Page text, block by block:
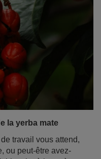
la yerba mate
travail vous attend,
ou peut-être avez-
blanche à jouer à
avez besoin
vous savez que le
s'agit-il ? Est-il bon
le guarana et la